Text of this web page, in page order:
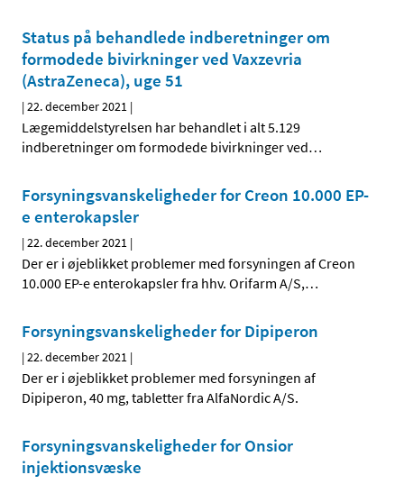
Status på behandlede indberetninger om
formodede bivirkninger ved Vaxzevria
(AstraZeneca), uge 51
|22. december 2021 |
Lægemiddelstyrelsen har behandlet i alt 5.129
indberetninger om formodede bivirkninger ved…
Forsyningsvanskeligheder for Creon 10.000 EP-
e enterokapsler
|22. december 2021 |
Der er i øjeblikket problemer med forsyningen af Creon
10.000 EP-e enterokapsler fra hhv. Orifarm A/S,…
Forsyningsvanskeligheder for Dipiperon
|22. december 2021 |
Der er i øjeblikket problemer med forsyningen af
Dipiperon, 40 mg, tabletter fra AlfaNordic A/S.
Forsyningsvanskeligheder for Onsior
injektionsvæske